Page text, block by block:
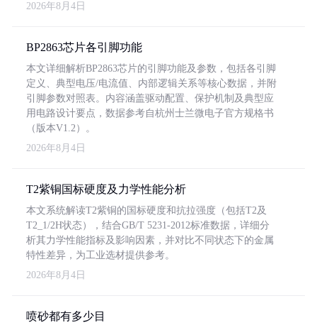
2026年8月4日
BP2863芯片各引脚功能
本文详细解析BP2863芯片的引脚功能及参数，包括各引脚
定义、典型电压/电流值、内部逻辑关系等核心数据，并附
引脚参数对照表。内容涵盖驱动配置、保护机制及典型应
用电路设计要点，数据参考自杭州士兰微电子官方规格书
（版本V1.2）。
2026年8月4日
T2紫铜国标硬度及力学性能分析
本文系统解读T2紫铜的国标硬度和抗拉强度（包括T2及
T2_1/2H状态），结合GB/T 5231-2012标准数据，详细分
析其力学性能指标及影响因素，并对比不同状态下的金属
特性差异，为工业选材提供参考。
2026年8月4日
喷砂都有多少目